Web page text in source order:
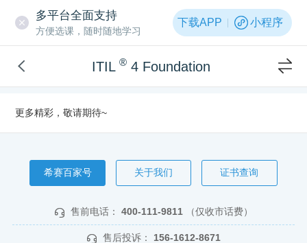
多平台全面支持
方便选课，随时随地学习
下载APP 小程序
ITIL® 4 Foundation
更多精彩，敬请期待~
希赛百家号 关于我们 证书查询
售前电话： 400-111-9811 （仅收市话费）
售后投诉： 156-1612-8671